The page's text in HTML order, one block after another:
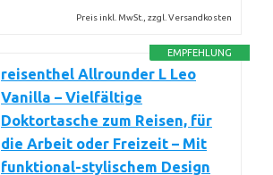
Preis inkl. MwSt., zzgl. Versandkosten
EMPFEHLUNG
reisenthel Allrounder L Leo
Vanilla – Vielfältige
Doktortasche zum Reisen, für
die Arbeit oder Freizeit – Mit
funktional-stylischem Design